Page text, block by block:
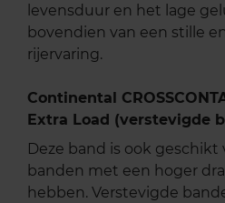
levensduur en het lage
bovendien van een stille
rijervaring.
Continental
Extra Load (verstevigde
Deze band is ook
banden met een hoger
hebben. Verstevigde